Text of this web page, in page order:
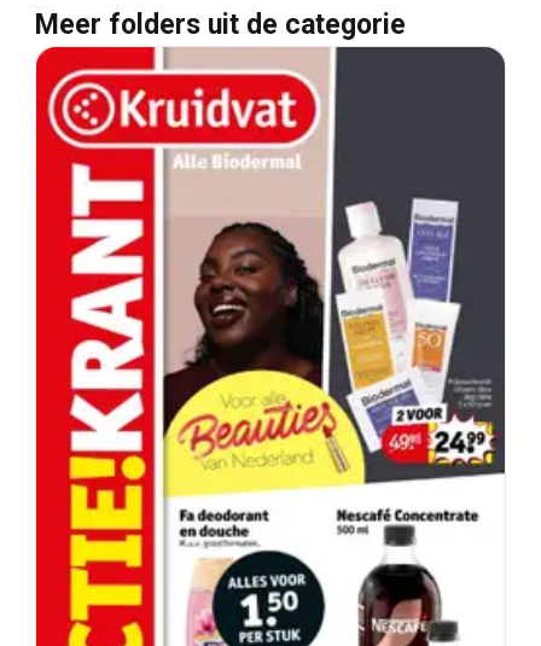
Meer folders uit de categorie